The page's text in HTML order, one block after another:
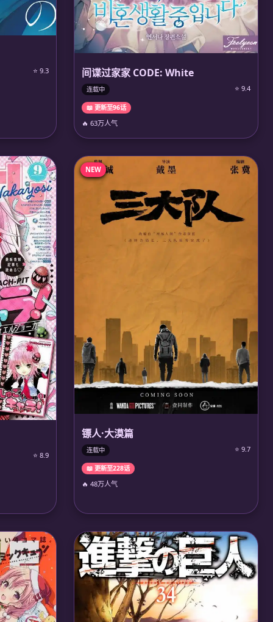
⭐ 9.3 间谍过家家 CODE: White
连载中 ⭐ 9.4
📖 更新至96话
🔥 63万人气
⭐ 8.9
NEW
镖人·大漠篇
连载中 ⭐ 9.7
📖 更新至228话
🔥 48万人气